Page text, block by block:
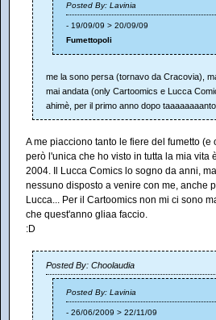
Posted By: Lavinia
- 19/09/09 > 20/09/09
Fumettopoli
me la sono persa (tornavo da Cracovia),
mai andata (only Cartoomics e Lucca
ahimè, per il primo anno dopo
A me piacciono tanto le fiere del fumetto (e
però l'unica che ho visto in tutta la mia vita
2004. Il Lucca Comics lo sogno da anni,
nessuno disposto a venire con me, anche
Lucca... Per il Cartoomics non mi ci sono
che quest'anno gliaa faccio.
:D
Posted By: Choolaudia
Posted By: Lavinia
- 26/06/2009 > 22/11/09